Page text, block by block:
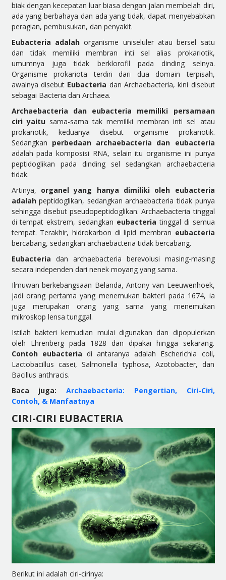
biak dengan kecepatan luar biasa dengan jalan membelah diri,
ada yang berbahaya dan ada yang tidak, dapat menyebabkan
peragian, pembusukan, dan penyakit.
Eubacteria adalahorganisme uniseluler atau bersel satu
dan tidak memiliki membran inti sel alias prokariotik,
umumnya juga tidak berklorofil pada dinding selnya.
Organisme prokariota terdiri dari dua domain terpisah,
awalnya disebut Eubacteria dan Archaebacteria, kini disebut
sebagai Bacteria dan Archaea.
Archaebacteria dan eubacteria memiliki persamaan
ciri yaitusama-sama tak memiliki membran inti sel atau
prokariotik, keduanya disebut organisme prokariotik.
Sedangkan perbedaan archaebacteria dan eubacteria
adalah pada komposisi RNA, selain itu organisme ini punya
peptidoglikan pada dinding sel sedangkan archaebacteria
tidak.
Artinya, organel yang hanya dimiliki oleh eubacteria
adalahpeptidoglikan, sedangkan archaebacteria tidak punya
sehingga disebut pseudopeptidoglikan. Archaebacteria tinggal
di tempat ekstrem, sedangkan eubacteria tinggal di semua
tempat. Terakhir, hidrokarbon di lipid membran eubacteria
bercabang, sedangkan archaebacteria tidak bercabang.
Eubacteria dan archaebacteria berevolusi masing-masing
secara independen dari nenek moyang yang sama.
Ilmuwan berkebangsaan Belanda, Antony van Leeuwenhoek,
jadi orang pertama yang menemukan bakteri pada 1674, ia
juga merupakan orang yang sama yang menemukan
mikroskop lensa tunggal.
Istilah bakteri kemudian mulai digunakan dan dipopulerkan
oleh Ehrenberg pada 1828 dan dipakai hingga sekarang.
Contoh eubacteria di antaranya adalah Escherichia coli,
Lactobacillus casei, Salmonella typhosa, Azotobacter, dan
Bacillus anthracis.
Baca juga: Archaebacteria: Pengertian, Ciri-Ciri,
Contoh, & Manfaatnya
CIRI-CIRI EUBACTERIA
Berikut ini adalah ciri-cirinya: